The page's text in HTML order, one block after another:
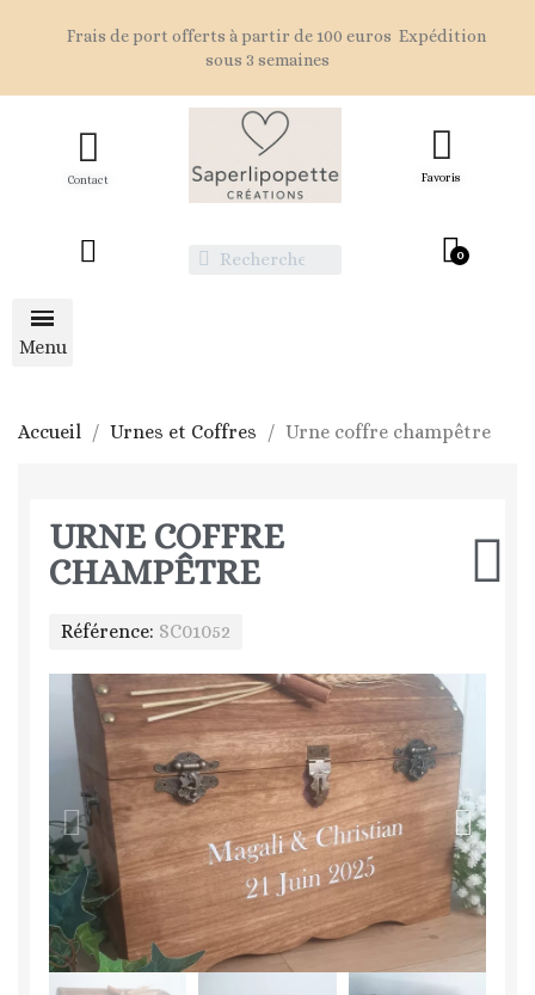
Frais de port offerts à partir de 100 euros Expédition
sous 3 semaines
Contact Favoris
Accueil Urnes et Coffres Urne coffre champêtre
URNE COFFRE
CHAMPÊTRE
Référence SC01052